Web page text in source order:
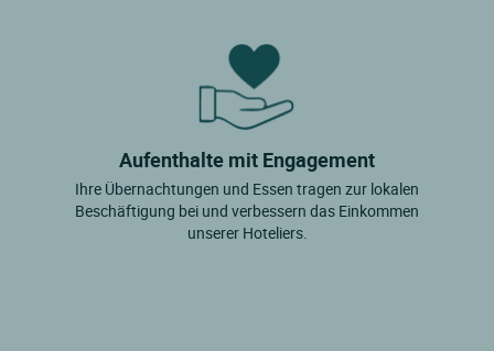
Aufenthalte mit Engagement
Ihre Übernachtungen und Essen tragen zur lokalen
Beschäftigung bei und verbessern das Einkommen
unserer Hoteliers.